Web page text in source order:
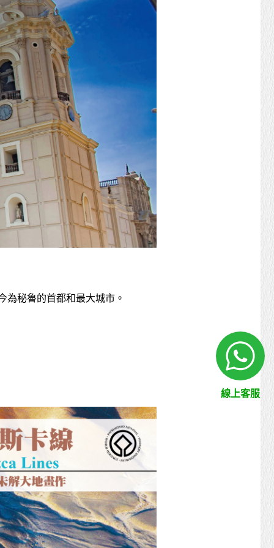
為秘魯的首都和最大城市。
線上客服